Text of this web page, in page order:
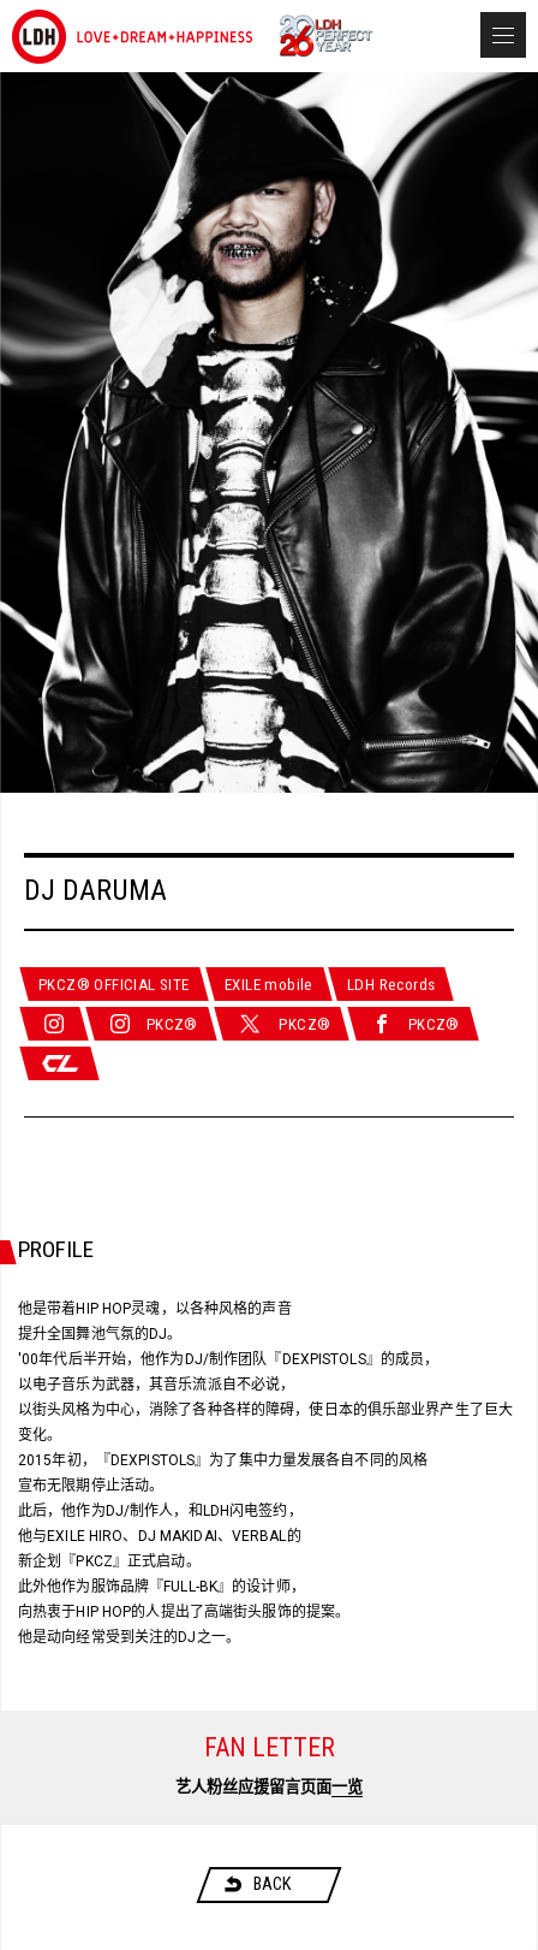
DJ DARUMA
PKCZ® OFFICIAL SITE EXILE mobile LDH Records
PKCZ® PKCZ® PKCZ®
PROFILE
他是带着HIP HOP灵魂，以各种风格的声音
提升全国舞池气氛的DJ。
'00年代后半开始，他作为DJ/制作团队『DEXPISTOLS』的成员，
以电子音乐为武器，其音乐流派自不必说，
以街头风格为中心，消除了各种各样的障碍，使日本的俱乐部业界产生了巨大
变化。
2015年初，『DEXPISTOLS』为了集中力量发展各自不同的风格
宣布无限期停止活动。
此后，他作为DJ/制作人，和LDH闪电签约，
他与EXILE HIRO、DJ MAKIDAI、VERBAL的
新企划『PKCZ』正式启动。
此外他作为服饰品牌『FULL-BK』的设计师，
向热衷于HIP HOP的人提出了高端街头服饰的提案。
他是动向经常受到关注的DJ之一。
FAN LETTER
艺人粉丝应援留言页面一览
BACK